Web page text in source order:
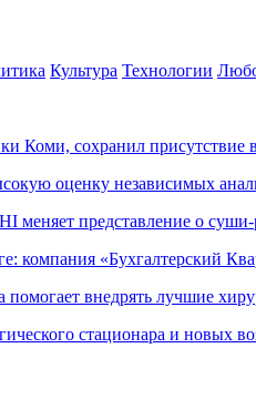
Культура Технологии
Коми, сохранил присутствие
оценку независимых
меняет представление о суши-
компания «Бухгалтерский
внедрять лучшие
стационара и новых